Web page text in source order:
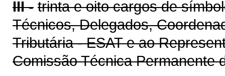
III - trinta e oito cargos de
Técnicos, Delegados,
Tributária - ESAT e ao
Comissão Técnica Permanente